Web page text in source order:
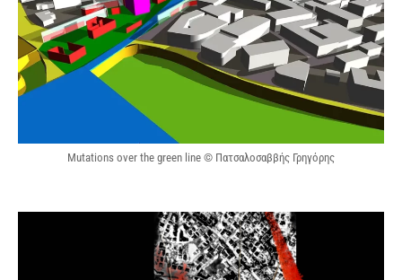
Mutations over the green line © Πατσαλοσαββής Γρηγόρης